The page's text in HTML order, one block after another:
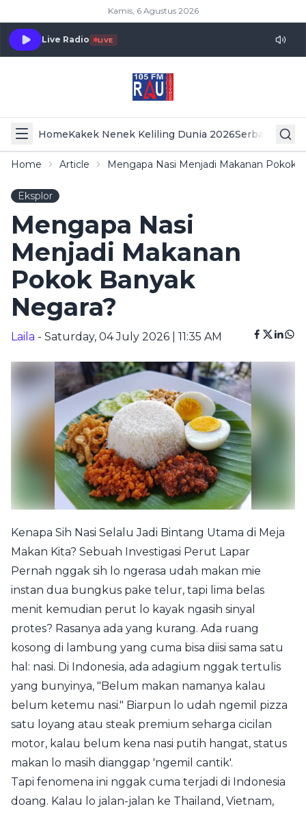
Kamis, 6 Agustus 2026
Live Radio LIVE
HomeKakek Nenek Keliling Dunia 2026Serba Serbi
Home Article Mengapa Nasi Menjadi Makanan Pokok
Eksplor
Mengapa Nasi
Menjadi Makanan
Pokok Banyak
Negara?
Laila - Saturday, 04 July 2026 | 11:35 AM
Kenapa Sih Nasi Selalu Jadi Bintang Utama di Meja
Makan Kita? Sebuah Investigasi Perut Lapar
Pernah nggak sih lo ngerasa udah makan mie
instan dua bungkus pake telur, tapi lima belas
menit kemudian perut lo kayak ngasih sinyal
protes? Rasanya ada yang kurang. Ada ruang
kosong di lambung yang cuma bisa diisi sama satu
hal: nasi. Di Indonesia, ada adagium nggak tertulis
yang bunyinya, "Belum makan namanya kalau
belum ketemu nasi." Biarpun lo udah ngemil pizza
satu loyang atau steak premium seharga cicilan
motor, kalau belum kena nasi putih hangat, status
makan lo masih dianggap 'ngemil cantik'.
Tapi fenomena ini nggak cuma terjadi di Indonesia
doang. Kalau lo jalan-jalan ke Thailand, Vietnam,